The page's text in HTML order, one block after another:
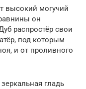
высокий могучий
он
распростёр свои
под которым
и от проливного
гладь